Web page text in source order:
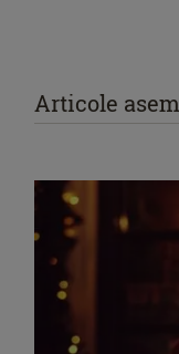
Articole